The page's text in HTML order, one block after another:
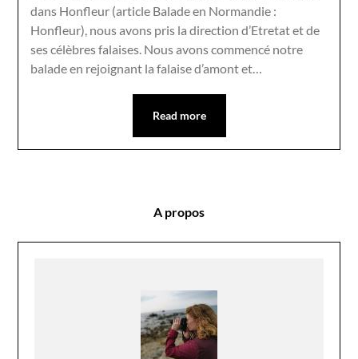
dans Honfleur (article Balade en Normandie :
Honfleur), nous avons pris la direction d’Etretat et de
ses célèbres falaises. Nous avons commencé notre
balade en rejoignant la falaise d’amont et…
Read more
A propos